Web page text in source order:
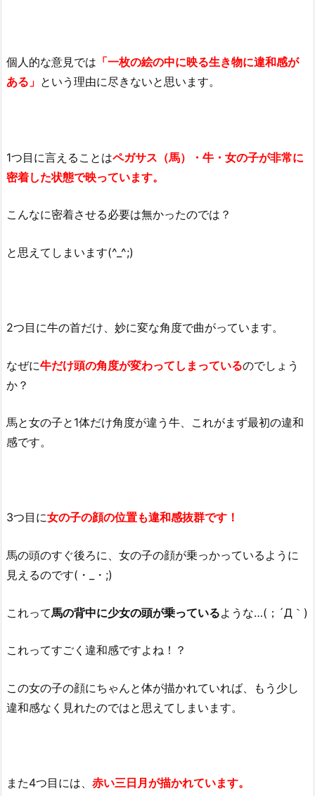
個人的な意見では 「一枚の絵の中に映る生き物に違和感が
ある」 という理由に尽きないと思います。
1つ目に言えることはペガサス（馬）・牛・女の子が非常に
密着した状態で映っています。
こんなに密着させる必要は無かったのでは？
と思えてしまいます(^_^;)
2つ目に牛の首だけ、妙に変な角度で曲がっています。
なぜに牛だけ頭の角度が変わってしまっているのでしょう
か？
馬と女の子と1体だけ角度が違う牛、これがまず最初の違和
感です。
3つ目に女の子の顔の位置も違和感抜群です！
馬の頭のすぐ後ろに、女の子の顔が乗っかっているように
見えるのです(・_・;)
これって馬の背中に少女の頭が乗っているような…(；´Д｀)
これってすごく違和感ですよね！？
この女の子の顔にちゃんと体が描かれていれば、もう少し
違和感なく見れたのではと思えてしまいます。
また4つ目には、 赤い三日月が描かれています。